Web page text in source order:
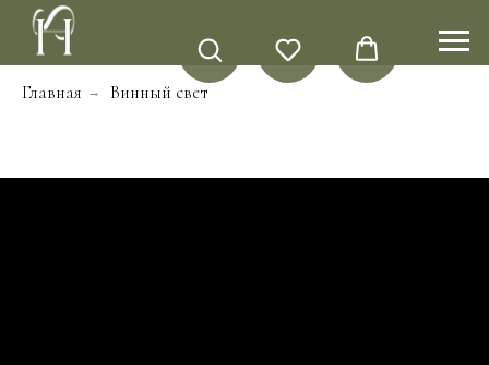
Главная → Винный свет